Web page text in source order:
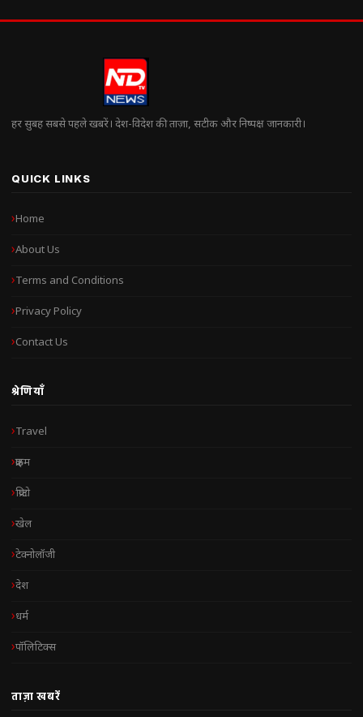
हर सुबह सबसे पहले खबरें। देश-विदेश की ताज़ा, सटीक और निष्पक्ष जानकारी।
QUICK LINKS
Home
About Us
Terms and Conditions
Privacy Policy
Contact Us
श्रेणियाँ
Travel
क्राइम
क्रिप्टो
खेल
टेक्नोलॉजी
देश
धर्म
पॉलिटिक्स
ताज़ा खबरें